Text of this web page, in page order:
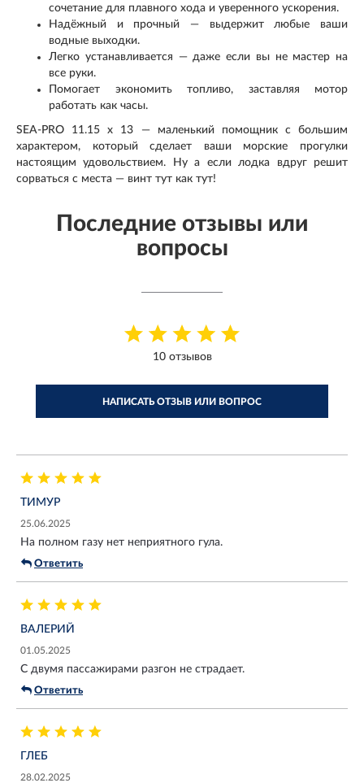
сочетание для плавного хода и уверенного ускорения.
Надёжный и прочный — выдержит любые ваши
водные выходки.
Легко устанавливается — даже если вы не мастер на
все руки.
Помогает экономить топливо, заставляя мотор
работать как часы.
SEA-PRO 11.15 x 13 — маленький помощник с большим
характером, который сделает ваши морские прогулки
настоящим удовольствием. Ну а если лодка вдруг решит
сорваться с места — винт тут как тут!
Последние отзывы или
вопросы
10 отзывов
НАПИСАТЬ ОТЗЫВ ИЛИ ВОПРОС
ТИМУР
25.06.2025
На полном газу нет неприятного гула.
Ответить
ВАЛЕРИЙ
01.05.2025
С двумя пассажирами разгон не страдает.
Ответить
ГЛЕБ
28.02.2025